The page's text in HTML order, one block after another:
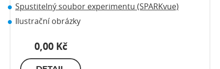
Spustitelný soubor experimentu (SPARKvue)
Ilustrační obrázky
0,00 Kč